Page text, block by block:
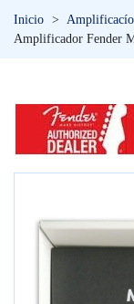
Inicio >
Amplificador Fender